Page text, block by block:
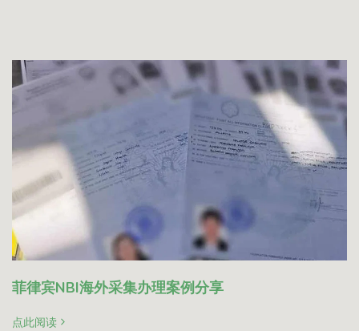
菲律宾NBI海外采集办理案例分享
点此阅读